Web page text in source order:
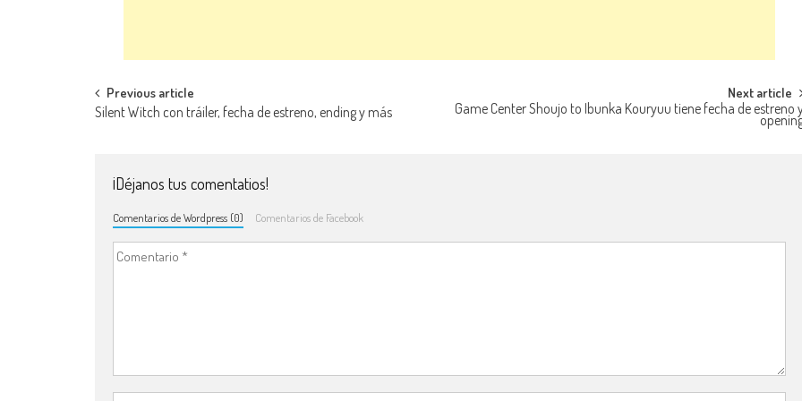
Navegación de entradas
Previous article
Silent Witch con tráiler, fecha de estreno, ending y más
Next article
Game Center Shoujo to Ibunka Kouryuu tiene fecha de estreno
¡Déjanos tus comentatios!
Comentarios de Wordpress (0) Comentarios de Facebook